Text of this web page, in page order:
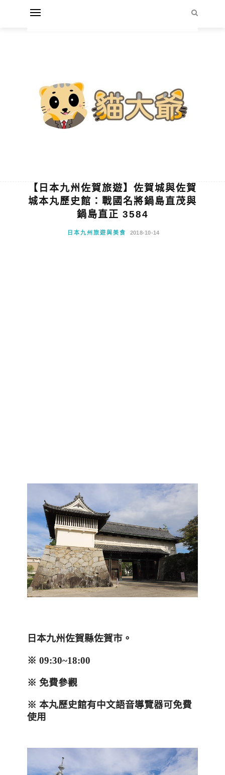
【日本九州佐賀旅遊】佐賀城與佐賀
城本丸歷史館：戰國名將鍋島直茂與
鍋島直正 3584
日本九州旅遊與美食 2018-10-14
日本九州佐賀縣佐賀市。
※ 09:30~18:00
※ 免費參觀
※ 本丸歷史館有中文語音導覽器可免費
使用